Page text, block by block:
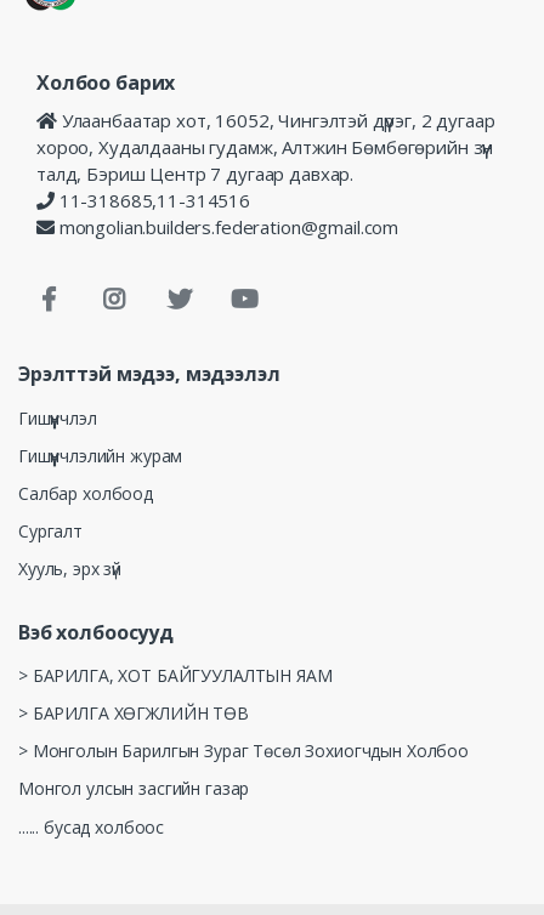
Холбоо барих
Улаанбаатар хот, 16052, Чингэлтэй дүүрэг, 2 дугаар
хороо, Худалдааны гудамж, Алтжин Бөмбөгөрийн зүүн
талд, Бэриш Центр 7 дугаар давхар.
11-318685,11-314516
mongolian.builders.federation@gmail.com
Эрэлттэй мэдээ, мэдээлэл
Гишүүнчлэл
Гишүүнчлэлийн журам
Салбар холбоод
Сургалт
Хууль, эрх зүй
Вэб холбоосууд
> БАРИЛГА, ХОТ БАЙГУУЛАЛТЫН ЯАМ
> БАРИЛГА ХӨГЖЛИЙН ТӨВ
> Монголын Барилгын Зураг Төсөл Зохиогчдын Холбоо
Монгол улсын засгийн газар
...... бусад холбоос